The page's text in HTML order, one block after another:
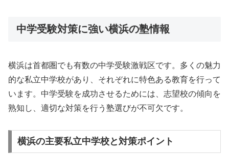
中学受験対策に強い横浜の塾情報
横浜は首都圏でも有数の中学受験激戦区です。多くの魅力
的な私立中学校があり、それぞれに特色ある教育を行って
います。中学受験を成功させるためには、志望校の傾向を
熟知し、適切な対策を行う塾選びが不可欠です。
横浜の主要私立中学校と対策ポイント